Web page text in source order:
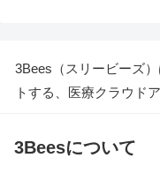
3Bees（スリービーズ
トする、医療クラウド
3Beesについて